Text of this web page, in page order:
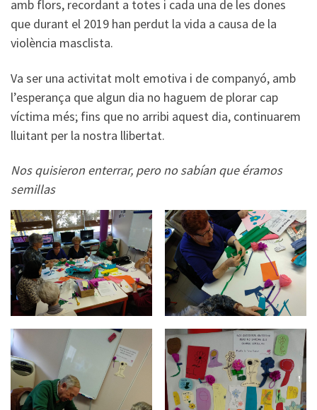
amb flors, recordant a totes i cada una de les dones
que durant el 2019 han perdut la vida a causa de la
violència masclista.
Va ser una activitat molt emotiva i de companyó, amb
l’esperança que algun dia no haguem de plorar cap
víctima més; fins que no arribi aquest dia, continuarem
lluitant per la nostra llibertat.
Nos quisieron enterrar, pero no sabían que éramos
semillas